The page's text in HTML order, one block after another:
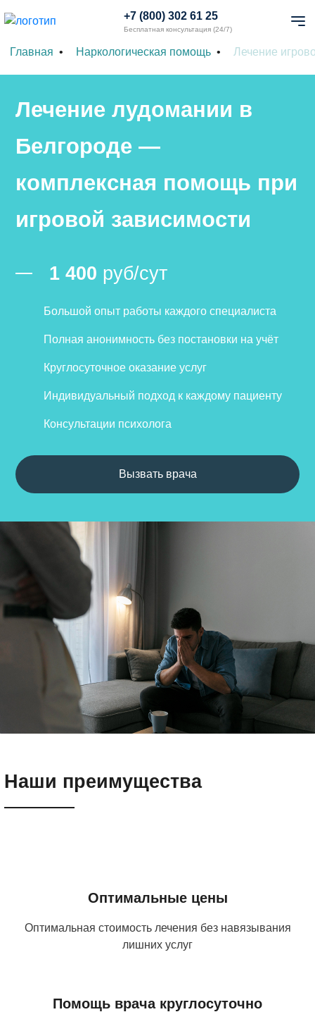
+7 (800) 302 61 25
Бесплатная консультация (24/7)
Главная Наркологическая помощь Лечение
Лечение лудомании в
Белгороде —
комплексная помощь при
игровой зависимости
1 400 руб/сут
Большой опыт работы каждого специалиста
Полная анонимность без постановки на учёт
Круглосуточное оказание услуг
Индивидуальный подход к каждому пациенту
Консультации психолога
Вызвать врача
Наши преимущества
Оптимальные цены
Оптимальная стоимость лечения без навязывания
лишних услуг
Помощь врача круглосуточно